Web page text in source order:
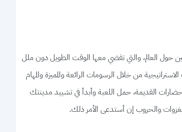
يلعبها الملايين حول العالم، والتي تقضي معها الوقت الطويل دون ملل
من خلال الرسومات الرائعة والمميزة والمهام
الحضارات القديمة، حمل اللعبة وأبدأ في تشييد مدينتك
والحروب إن أستدعى الأمر ذلك.